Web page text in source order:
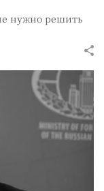
нужно решить